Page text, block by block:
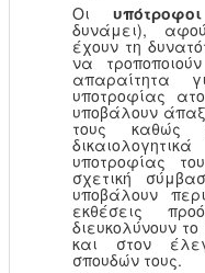
Οι υπότροφοι
δυνάμει),
έχουν τη
να
απαραίτητα
υποτροφίας
υποβάλουν
τους καθώς
υποτροφίας
σχετική
υποβάλουν
εκθέσεις
διευκολύνουν
και στον
σπουδών τους.